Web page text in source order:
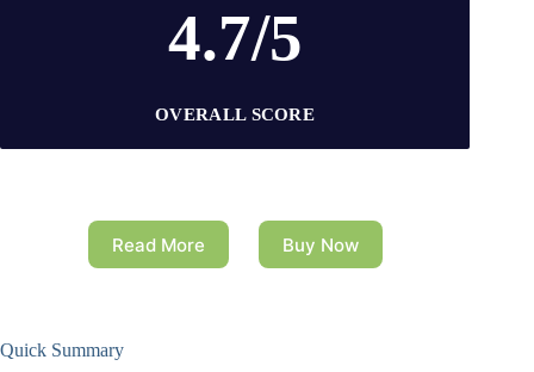
4.7/5
OVERALL SCORE
Read More Buy Now
Quick Summary